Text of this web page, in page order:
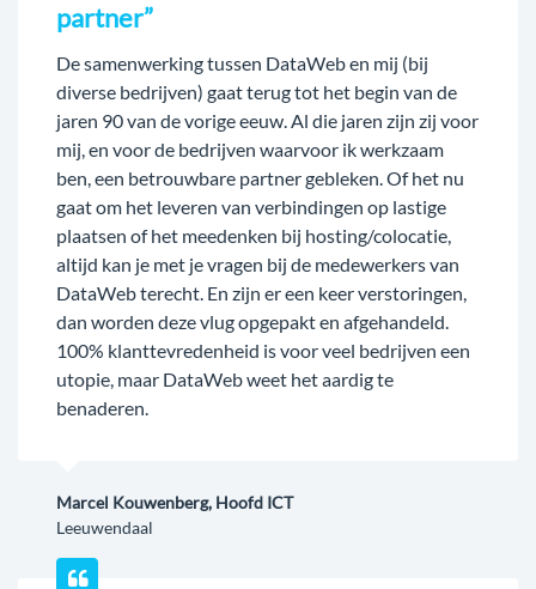
partner”
De samenwerking tussen DataWeb en mij (bij
diverse bedrijven) gaat terug tot het begin van de
jaren 90 van de vorige eeuw. Al die jaren zijn zij voor
mij, en voor de bedrijven waarvoor ik werkzaam
ben, een betrouwbare partner gebleken. Of het nu
gaat om het leveren van verbindingen op lastige
plaatsen of het meedenken bij hosting/colocatie,
altijd kan je met je vragen bij de medewerkers van
DataWeb terecht. En zijn er een keer verstoringen,
dan worden deze vlug opgepakt en afgehandeld.
100% klanttevredenheid is voor veel bedrijven een
utopie, maar DataWeb weet het aardig te
benaderen.
Marcel Kouwenberg, Hoofd ICT
Leeuwendaal